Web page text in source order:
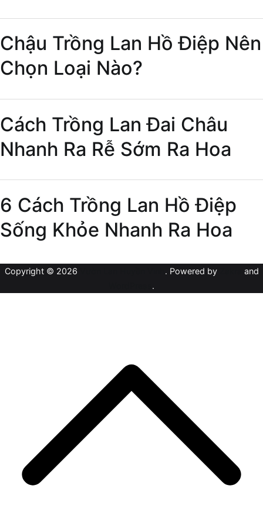
Chậu Trồng Lan Hồ Điệp Nên
Chọn Loại Nào?
Cách Trồng Lan Đai Châu
Nhanh Ra Rễ Sớm Ra Hoa
6 Cách Trồng Lan Hồ Điệp
Sống Khỏe Nhanh Ra Hoa
Copyright © 2026 . Powered by
and
.